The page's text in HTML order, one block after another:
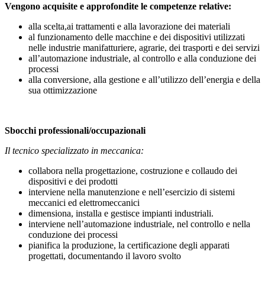
Vengono acquisite e approfondite le competenze relative:
alla scelta,ai trattamenti e alla lavorazione dei materiali
al funzionamento delle macchine e dei dispositivi utilizzati
nelle industrie manifatturiere, agrarie, dei trasporti e dei servizi
all’automazione industriale, al controllo e alla conduzione dei
processi
alla conversione, alla gestione e all’utilizzo dell’energia e della
sua ottimizzazione
Sbocchi professionali/occupazionali
Il tecnico specializzato in meccanica:
collabora nella progettazione, costruzione e collaudo dei
dispositivi e dei prodotti
interviene nella manutenzione e nell’esercizio di sistemi
meccanici ed elettromeccanici
dimensiona, installa e gestisce impianti industriali.
interviene nell’automazione industriale, nel controllo e nella
conduzione dei processi
pianifica la produzione, la certificazione degli apparati
progettati, documentando il lavoro svolto